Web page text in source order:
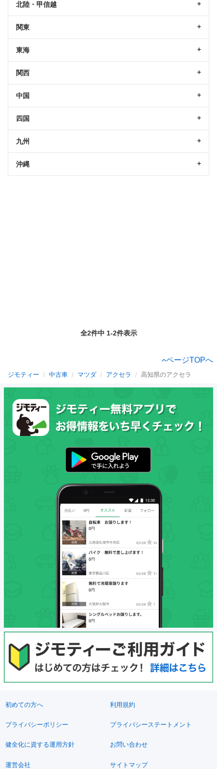
北陸・甲信越
関東
東海
関西
中国
四国
九州
沖縄
全2件中 1-2件表示
ページTOPへ
ジモティー 中古車 マツダ アクセラ 高知県のアクセラ
初めての方へ 利用規約
プライバシーポリシー プライバシーステートメント
健全化に資する運用方針 お問い合わせ
運営会社 サイトマップ